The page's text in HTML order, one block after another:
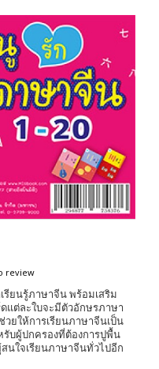
review
รียนรู้ภาษาจีน พร้อมเสริม
แต่ละใบจะมีตัวอักษรภาษา
ยให้การเรียนภาษาจีนเป็น
รับผู้ปกครองที่ต้องการปูพื้น
นใจเรียนภาษาจีนทั่วไปอีก